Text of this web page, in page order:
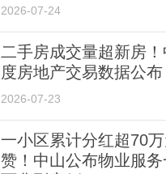
版权声明
2026-07-24
二手房成交量超新房
度房地产交易数据公布
2026-07-23
一小区累计分红超70
赞！中山公布物业服务